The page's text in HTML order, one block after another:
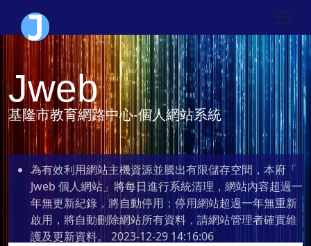
Jweb
基隆市教育網路中心-個人網站系統
為有效利用網站主機資源並騰出有限儲存空間，本府「
Jweb 個人網站」將每日進行系統清理，網站內容超過一
年無更新紀錄，將自動停用；停用網站超過一年無重新
啟用，將自動刪除網站所有資料，請網站管理者確實維
護及更新資料。 2023-12-29 14:16:06